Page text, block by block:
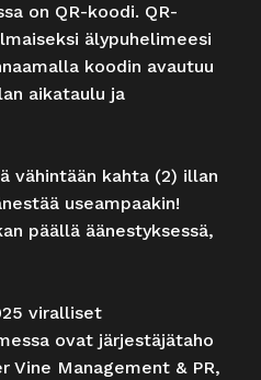
on QR-koodi. QR-
älypuhelimeesi
koodin avautuu
aikataulu ja
vähintään kahta (2) illan
useampaakin!
päällä äänestyksessä,
viralliset
ovat järjestäjätaho
Vine Management & PR,